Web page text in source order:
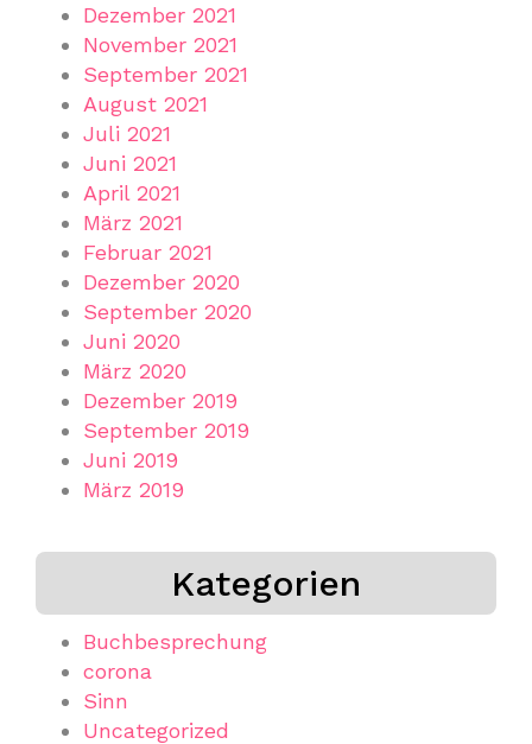
Dezember 2021
November 2021
September 2021
August 2021
Juli 2021
Juni 2021
April 2021
März 2021
Februar 2021
Dezember 2020
September 2020
Juni 2020
März 2020
Dezember 2019
September 2019
Juni 2019
März 2019
Kategorien
Buchbesprechung
corona
Sinn
Uncategorized